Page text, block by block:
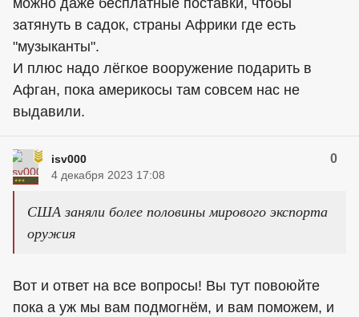
можно даже бесплатные поставки, чтобы
затянуть в садок, страны Африки где есть
"музыканты".
И плюс надо лёгкое вооружение подарить в
Афган, пока америкосы там совсем нас не
выдавили.
isv000 0
4 декабря 2023 17:08
США заняли более половины мирового экспорта
оружия
Вот и ответ на все вопросы! Вы тут повоюйте
пока а уж мы вам подмогнём, и вам поможем, и